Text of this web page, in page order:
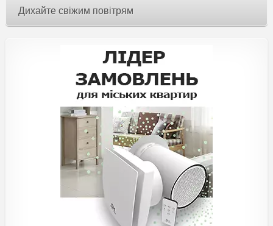
Дихайте свіжим повітрям